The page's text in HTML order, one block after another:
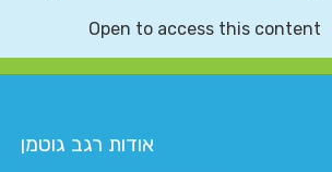
Open to access this content
אודות רגב גוטמן